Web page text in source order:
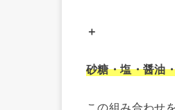
＋
砂糖・塩・醤油
この組み合わせ